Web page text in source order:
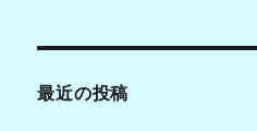
ゲ
ー
最近の投稿